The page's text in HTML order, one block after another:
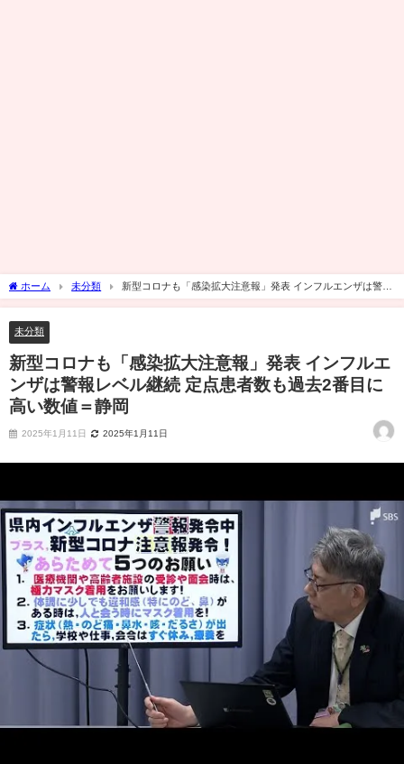
ホーム 未分類
新型コロナも「感染拡大注意報」発表 インフルエンザは警報
レベル継続 定点患者数も過去2番目に高い数値＝静岡
未分類
新型コロナも「感染拡大注意報」発表 インフルエ
ンザは警報レベル継続 定点患者数も過去2番目に
高い数値＝静岡
2025年1月11日 2025年1月11日